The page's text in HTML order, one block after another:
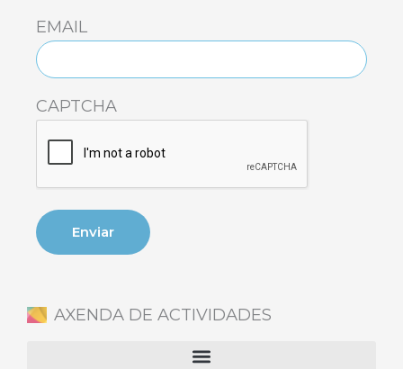
EMAIL
CAPTCHA
AXENDA DE ACTIVIDADES